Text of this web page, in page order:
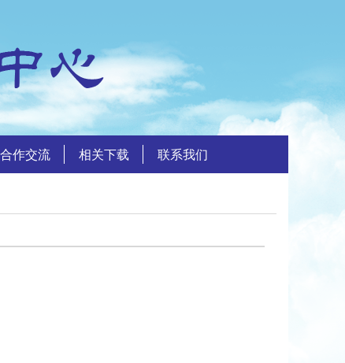
合作交流 相关下载 联系我们